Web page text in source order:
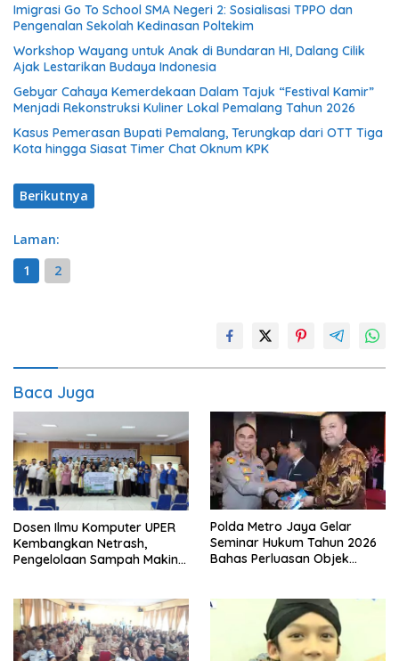
Imigrasi Go To School SMA Negeri 2: Sosialisasi TPPO dan
Pengenalan Sekolah Kedinasan Poltekim
Workshop Wayang untuk Anak di Bundaran HI, Dalang Cilik
Ajak Lestarikan Budaya Indonesia
Gebyar Cahaya Kemerdekaan Dalam Tajuk “Festival Kamir”
Menjadi Rekonstruksi Kuliner Lokal Pemalang Tahun 2026
Kasus Pemerasan Bupati Pemalang, Terungkap dari OTT Tiga
Kota hingga Siasat Timer Chat Oknum KPK
Berikutnya
Laman:
1
2
Baca Juga
Dosen Ilmu Komputer UPER
Kembangkan Netrash,
Pengelolaan Sampah Makin
Polda Metro Jaya Gelar
Seminar Hukum Tahun 2026
Bahas Perluasan Objek